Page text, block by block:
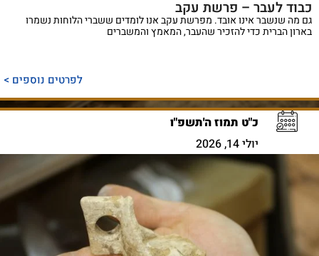
כבוד לעבר – פרשת עקב
גם מה שנשבר אינו אובד. מפרשת עקב אנו לומדים ששברי הלוחות נשמרו
בארון הברית כדי להזכיר שהעבר, המאמץ והמשברים
לפרטים נוספים >
כ"ט תמוז ה'תשפ"ו
יולי 14, 2026